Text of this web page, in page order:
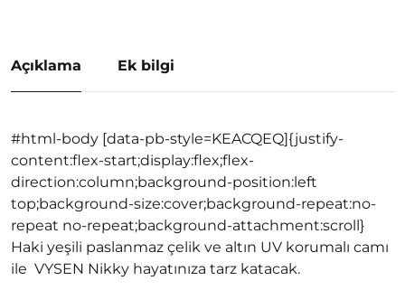
Açıklama Ek bilgi
#html-body [data-pb-style=KEACQEQ]{justify-
content:flex-start;display:flex;flex-
direction:column;background-position:left
top;background-size:cover;background-repeat:no-
repeat no-repeat;background-attachment:scroll}
Haki yeşili paslanmaz çelik ve altın UV korumalı camı
ile VYSEN Nikky hayatınıza tarz katacak.